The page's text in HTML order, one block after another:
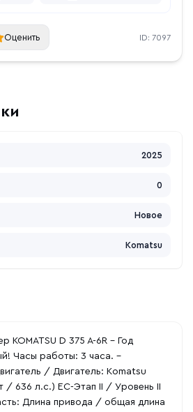
Оценить ID: 7097
2025
0
Новое
Komatsu
KOMATSU D 375 A-6R - Год
Часы работы: 3 часа. -
/ Двигатель: Komatsu
/ 636 л.с.) ЕС-Этап II / Уровень II
Длина привода / общая длина